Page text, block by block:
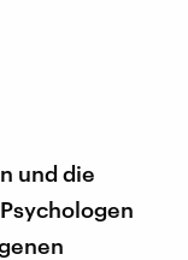
und die